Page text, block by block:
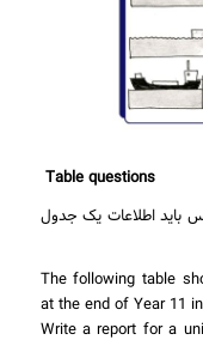
Table questions
باید اطلاعات یک جدول
The following table
at the end of Year 11
Write a report for a